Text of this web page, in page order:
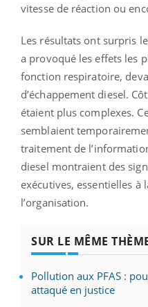
vitesse de réaction ou
Les résultats ont surpris
a provoqué les effets les
fonction respiratoire,
d’échappement diesel.
étaient plus complexes.
semblaient
traitement de
diesel montraient des
exécutives, essentielles à
l’organisation.
SUR LE MÊME
Pollution aux PFAS :
attaqué en justice